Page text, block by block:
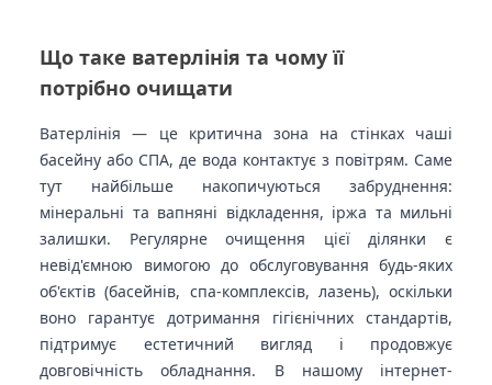
Що таке ватерлінія та чому її
потрібно очищати
Ватерлінія — це критична зона на стінках чаші
басейну або СПА, де вода контактує з повітрям. Саме
тут найбільше накопичуються забруднення:
мінеральні та вапняні відкладення, іржа та мильні
залишки. Регулярне очищення цієї ділянки є
невід'ємною вимогою до обслуговування будь-яких
об'єктів (басейнів, спа-комплексів, лазень), оскільки
воно гарантує дотримання гігієнічних стандартів,
підтримує естетичний вигляд і продовжує
довговічність обладнання. В нашому інтернет-